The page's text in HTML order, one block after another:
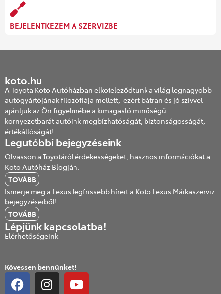
BEJELENTKEZEM A SZERVIZBE
koto.hu
A Toyota Koto Autóházban elköteleződtünk a világ legnagyobb
autógyártójának filozófiája mellett, ezért bátran és jó szívvel
ajánljuk az Ön figyelmébe a kimagasló minőségű
környezetbarát autóink megbízhatóságát, biztonságosságát,
értékállóságát!
Legutóbbi bejegyzéseink
Olvasson a Toyotáról érdekességeket, hasznos információkat a
Koto Autóház Blogján.
TOVÁBB
Ismerje meg a Lexus legfrissebb híreit a Koto Lexus Márkaszerviz
bejegyzéseiből!
TOVÁBB
Lépjünk kapcsolatba!
Elérhetőségeink
Kövessen bennünket!